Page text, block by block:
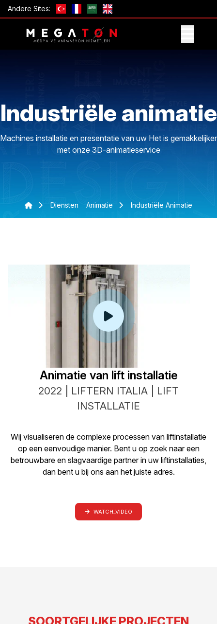
Andere Sites:
Industriële animatie
Machines installatie en presentatie van uw Het is gemakkelijker
met onze 3D-animatieservice
Diensten Animatie Industriële Animatie
Animatie van lift installatie
2022 | LIFTERN ITALIA | LIFT
INSTALLATIE
Wij visualiseren de complexe processen van liftinstallatie
op een eenvoudige manier. Bent u op zoek naar een
betrouwbare en slagvaardige partner in uw liftinstallaties,
dan bent u bij ons aan het juiste adres.
WATCH_VIDEO